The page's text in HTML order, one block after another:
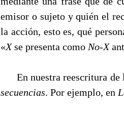
emisor o sujeto y quién el
la acción, esto es, qué
«Xse presenta como No-X
En nuestra reescritura de
secuencias. Por ejemplo, en